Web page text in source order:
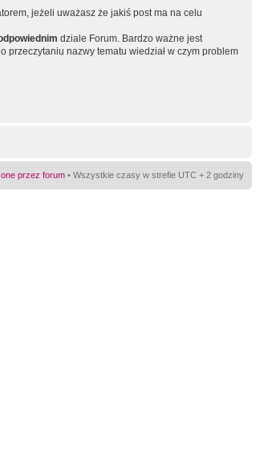
jeżeli uważasz że jakiś post ma na celu
dziale Forum. Bardzo ważne jest
nazwy tematu wiedział w czym problem
przez forum • Wszystkie czasy w strefie UTC + 2 godziny